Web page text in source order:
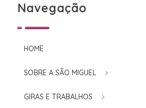
Navegação
HOME
SOBRE A SÃO MIGUEL
GIRAS E TRABALHOS